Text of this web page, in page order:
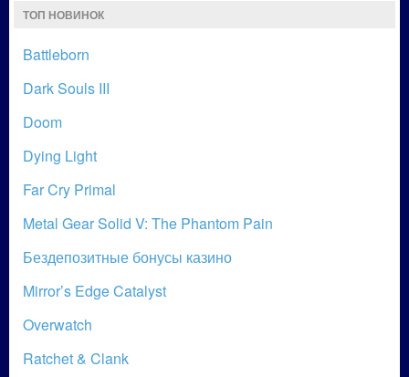
ТОП НОВИНОК
Battleborn
Dark Souls III
Doom
Dying Light
Far Cry Primal
Metal Gear Solid V: The Phantom Pain
Бездепозитные бонусы казино
Mirror’s Edge Catalyst
Overwatch
Ratchet & Clank